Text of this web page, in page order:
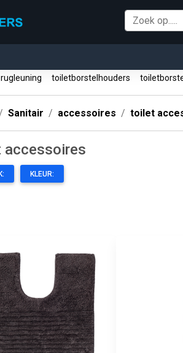
toiletborstelhouders
Sanitair accessoires toilet
accessoires
KLEUR: